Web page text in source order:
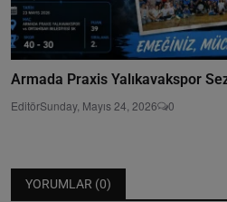
Armada Praxis Yalıkavakspor
EditörSunday, Mayıs 24, 2026 0
YORUMLAR (0)